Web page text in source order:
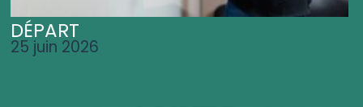
DÉPART
25 juin 2026